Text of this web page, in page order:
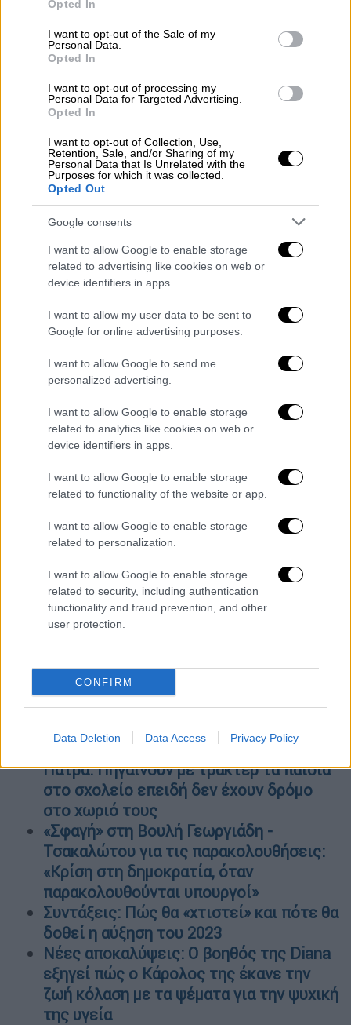
use your data for below specified purposes in below Google
consent section.
Opted In
I want to opt-out of the Sale of my
Personal Data.
Opted In
I want to opt-out of processing my
Personal Data for Targeted Advertising.
Opted In
I want to opt-out of Collection, Use,
Retention, Sale, and/or Sharing of my
Personal Data that Is Unrelated with the
Purposes for which it was collected.
Opted Out
Google consents
I want to allow Google to enable storage
related to advertising like cookies on web or
device identifiers in apps.
I want to allow my user data to be sent to
Google for online advertising purposes.
I want to allow Google to send me
personalized advertising.
I want to allow Google to enable storage
related to analytics like cookies on web or
device identifiers in apps.
I want to allow Google to enable storage
related to functionality of the website or app.
I want to allow Google to enable storage
related to personalization.
I want to allow Google to enable storage
related to security, including authentication
functionality and fraud prevention, and other
user protection.
CONFIRM
Data Deletion Data Access Privacy Policy
Ωστόσο, οι γιατροί αποφάσισαν να
περιμένουν να δουν αν το πρόβλημά του θα
επιλυόταν από μόνο του, εξαιτίας της
Κάτι τέτοιο δεν έγινε. Το συκώτι και τα
νεφράτου άρχισαν να φράζουν και εμφάνισε
λοίμωξη στο αίμα. Μέχρι τότε δεν είχε πει
στους γιατρούς για τη μεγάλη ποσότητα
ενεργειακών ποτών που είχε καταναλώσει.
Τελικά ο JS κατάφερε να ξεπεράσει τον
κίνδυνο χάρη σε έναν συνδυασμό ιατρικής
βοήθειας και αντιβιοτικών.
Τα ενεργειακά ποτά περιέχουν υψηλή
περιεκτικότητακαφεϊνης. Έτσι αν κάποιος
καταναλώσει μεγάλες ποσότητες είναι πάρα
πολύ πιθανό να έχειδυσάρεστα
ΟΛΕΣ ΟΙ ΕΙΔΗΣΕΙΣ
«Κομφούζιο» έξω από τη Λάρισα μετά
Αποκλεισμός της οδικής και
σιδηροδρομικής κυκλοφορίας -
«Εγκλωβισμένοι» εκατοντάδες επιβάτες
Εικόνες ντροπής 7 χιλιόμετρα από την
Πάτρα: Πηγαίνουν με τρακτέρ τα παιδιά
στο σχολείο επειδή δεν έχουν δρόμο
στο χωριό τους
«Σφαγή» στη Βουλή Γεωργιάδη -
Τσακαλώτου για τις παρακολουθήσεις:
«Κρίση στη δημοκρατία, όταν
παρακολουθούνται υπουργοί»
Συντάξεις: Πώς θα «χτιστεί» και πότε θα
δοθεί η αύξηση του 2023
Νέες αποκαλύψεις: Ο βοηθός της Diana
εξηγεί πώς ο Κάρολος της έκανε την
ζωή κόλαση με τα ψέματα για την ψυχική
της υγεία